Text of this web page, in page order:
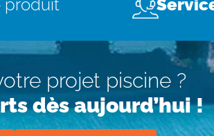
produit
projet piscine ?
dès aujourd’hui !